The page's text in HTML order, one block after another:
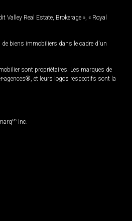
Valley Real Estate, Brokerage », « Royal
biens immobiliers dans le cadre d'un
sont propriétaires. Les marques de
agences®, et leurs logos respectifs sont la
MD Inc.